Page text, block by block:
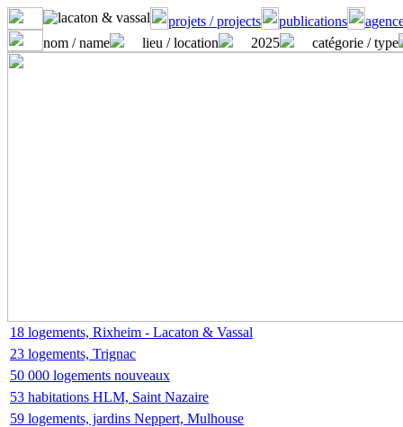
projets / projects publications
nom / name
lieu / location 2025 catégorie / type
18 logements, Rixheim - Lacaton & Vassal
23 logements, Trignac
50 000 logements nouveaux
53 habitations HLM, Saint Nazaire
59 logements, jardins Neppert, Mulhouse